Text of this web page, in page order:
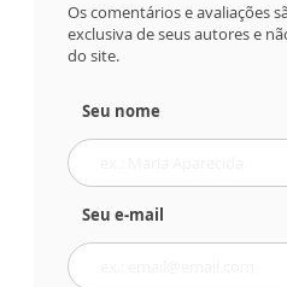
Os comentários e avaliações
exclusiva de seus autores e
do site.
Seu nome
Seu e-mail